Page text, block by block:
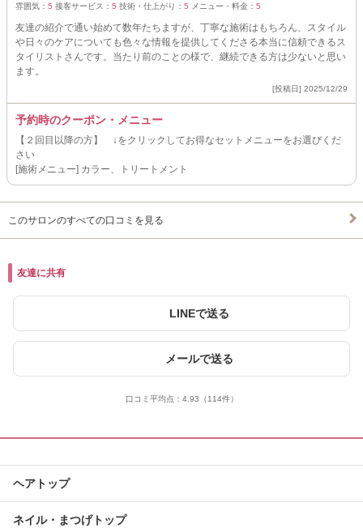
雰囲気： 5 接客サービス： 5 技術・仕上がり： 5 メニュー・料金： 5
友達の紹介で通い始めて数年たちますが、丁寧な施術はもちろん、スタイル
や日々のケアについても色々な情報を提供してくださる本当に信頼できるス
タイリストさんです。当たり前のことの様で、継続できる方は少ないと思い
ます。
[投稿日] 2025/12/29
予約時のクーポン・メニュー
【２回目以降の方】 ↓をクリックしてお得なセットメニューをお選びくだ
さい
[施術メニュー] カラー、トリートメント
このサロンのすべての口コミを見る
友達に共有
LINEで送る
メールで送る
口コミ平均点： 4.93 （114件）
ヘアトップ
ネイル・まつげトップ